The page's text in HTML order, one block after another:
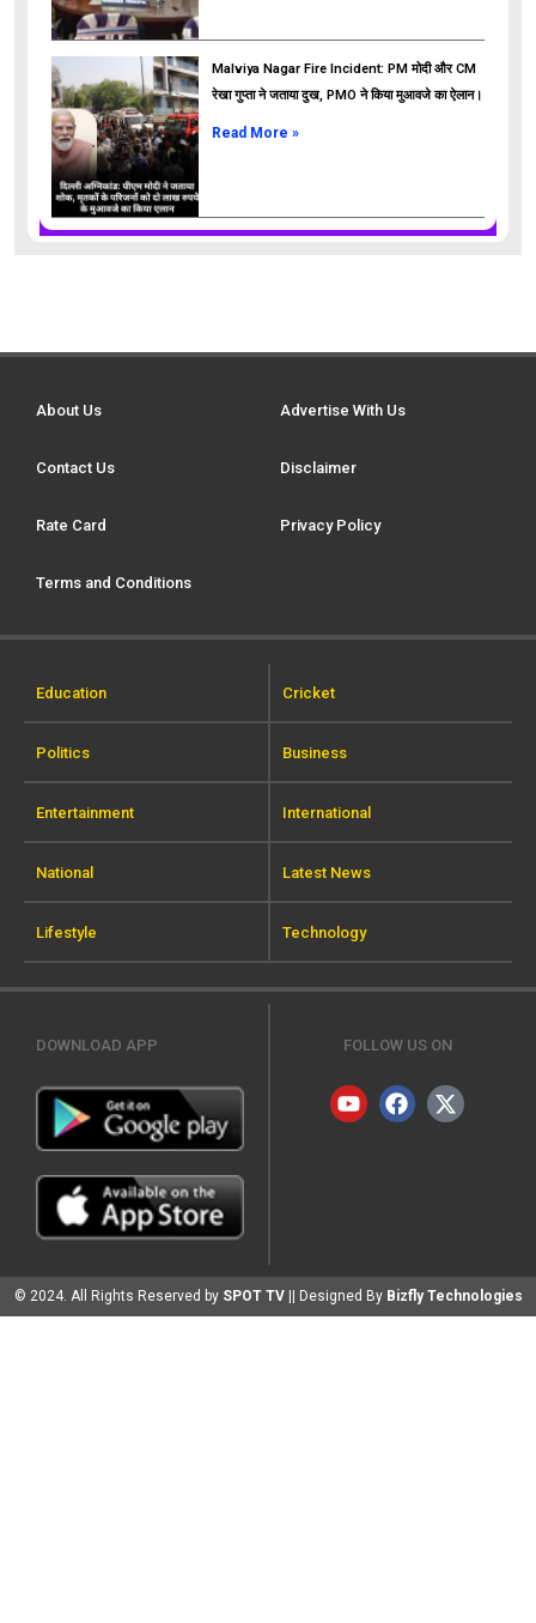
Malviya Nagar Fire Incident: PM मोदी और CM
रेखा गुप्ता ने जताया दुख, PMO ने किया मुआवजे का ऐलान।
Read More »
About Us Advertise With Us
Contact Us Disclaimer
Rate Card Privacy Policy
Terms and Conditions
Education Cricket
Politics Business
Entertainment International
National Latest News
Lifestyle Technology
DOWNLOAD APP FOLLOW US ON
© 2024. All Rights Reserved by SPOT TV || Designed By Bizfly Technologies